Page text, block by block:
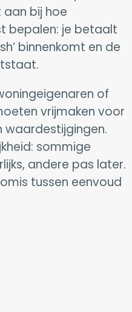
aan bij hoe
bepalen: je betaalt
binnenkomt en de
of
vrijmaken voor
waardestijgingen.
sommige
andere pas later.
tussen eenvoud